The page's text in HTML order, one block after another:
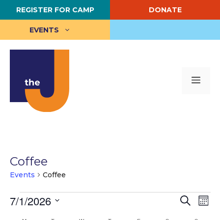
Skip
to
content
REGISTER FOR CAMP DONATE
EVENTS
Coffee
Events Coffee
Events
E
S
E
M
7/1/2026